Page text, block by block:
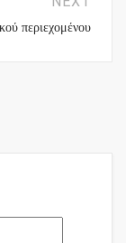
περιεχομένου